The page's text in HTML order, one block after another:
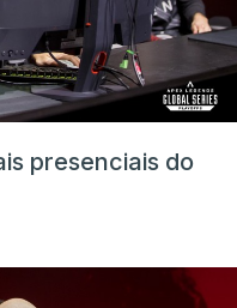
presenciais do